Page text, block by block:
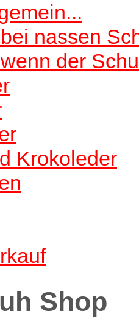
nassen
der
Krokoleder
Shop